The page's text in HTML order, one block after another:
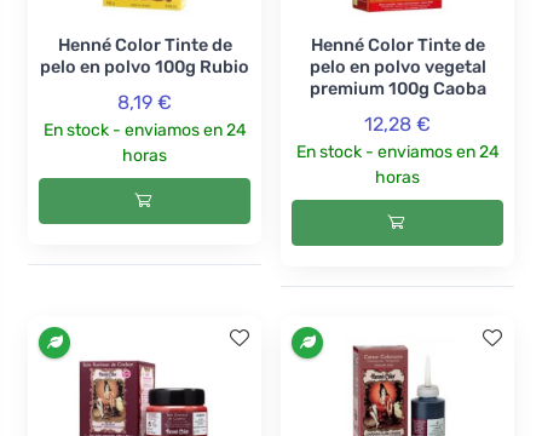
Henné Color Tinte de
pelo en polvo 100g Rubio
8,19 €
En stock - enviamos en 24
horas
Henné Color Tinte de
pelo en polvo vegetal
premium 100g Caoba
12,28 €
En stock - enviamos en 24
horas